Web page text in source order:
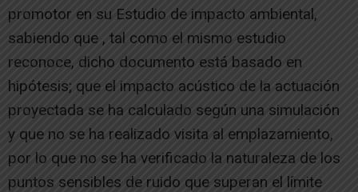
promotor en su Estudio de impacto ambiental,
sabiendo que , tal como el mismo estudio
reconoce, dicho documento está basado en
hipótesis; que el impacto acústico de la actuación
proyectada se ha calculado según una simulación
y que no se ha realizado visita al emplazamiento,
por lo que no se ha verificado la naturaleza de los
puntos sensibles de ruido que superan el límite